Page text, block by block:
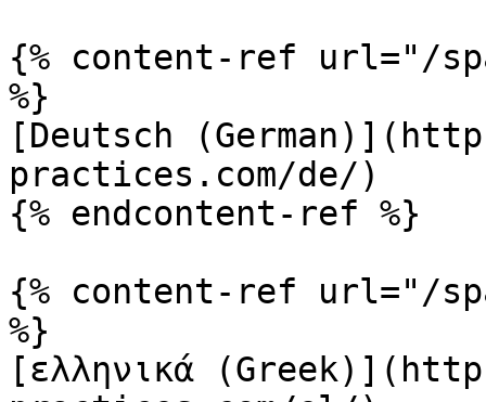
{% content-ref url="/
%}
[Deutsch
practices.com/de/)
{% endcontent-ref %}
{% content-ref url="/
%}
[ελληνικά